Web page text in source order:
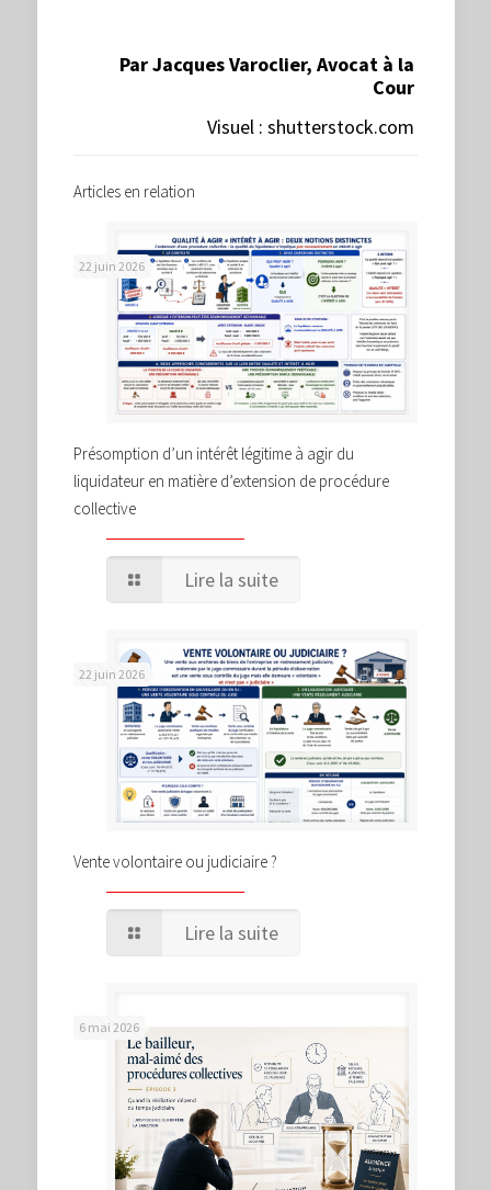
Par Jacques Varoclier, Avocat à la
Cour
Visuel : shutterstock.com
Articles en relation
22 juin 2026
Présomption d’un intérêt légitime à agir du
liquidateur en matière d’extension de procédure
collective
Lire la suite
22 juin 2026
Vente volontaire ou judiciaire ?
Lire la suite
6 mai 2026